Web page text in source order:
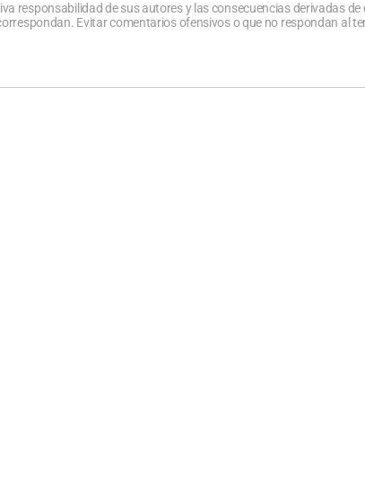
responsabilidad de sus autores y las consecuencias derivadas de
Evitar comentarios ofensivos o que no respondan al